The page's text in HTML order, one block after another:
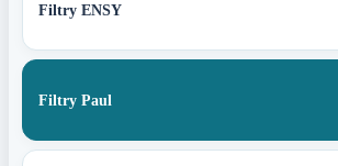
Filtry ENSY
Filtry Paul